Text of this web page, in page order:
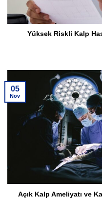
Yüksek Riskli Kalp
Açık Kalp Ameliyatı ve
05
Nov